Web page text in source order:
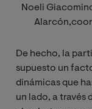
Noeli
De hecho, la
supuesto un
dinámicas que
un lado, a través